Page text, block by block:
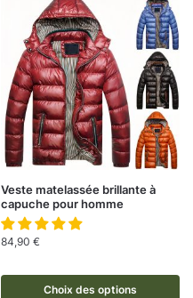
Veste matelassée brillante à
capuche pour homme
84,90 €
Choix des options